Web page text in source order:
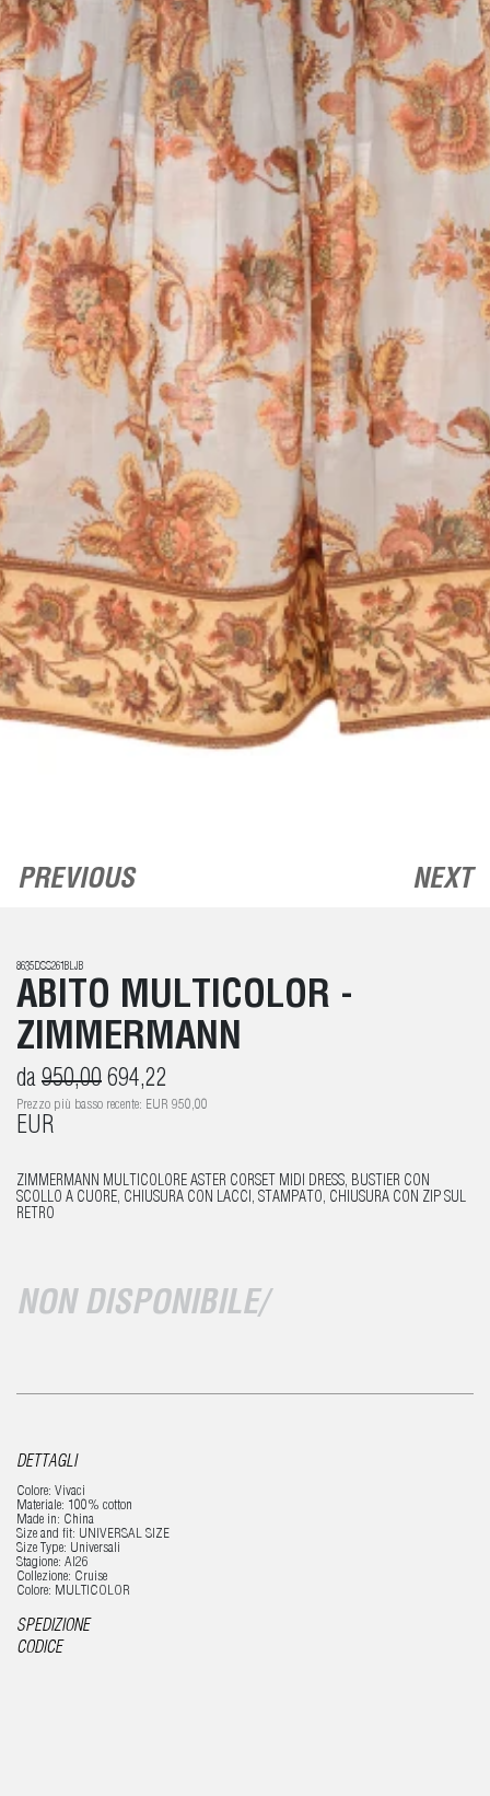
PREVIOUS NEXT
8635DSS261BLJB
ABITO MULTICOLOR -
ZIMMERMANN
da 950,00 694,22
Prezzo più basso recente: EUR 950,00
EUR
ZIMMERMANN MULTICOLORE ASTER CORSET MIDI DRESS, BUSTIER CON
SCOLLO A CUORE, CHIUSURA CON LACCI, STAMPATO, CHIUSURA CON ZIP SUL
RETRO
NON DISPONIBILE/
DETTAGLI
Colore: Vivaci
Materiale: 100% cotton
Made in: China
Size and fit: UNIVERSAL SIZE
Size Type: Universali
Stagione: AI26
Collezione: Cruise
Colore: MULTICOLOR
SPEDIZIONE
CODICE